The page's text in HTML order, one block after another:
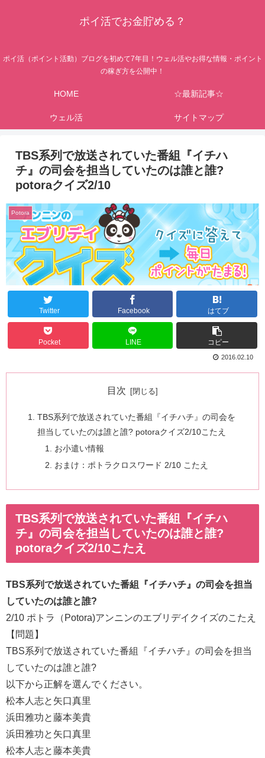
ポイ活でお金貯める？
ポイ活（ポイント活動）ブログを初めて7年目！ウェル活やお得な情報・ポイント
の稼ぎ方を公開中！
HOME ☆最新記事☆
ウェル活 サイトマップ
TBS系列で放送されていた番組『イチハ
チ』の司会を担当していたのは誰と誰?
potoraクイズ2/10
Potora
Twitter Facebook はてブ
Pocket LINE コピー
2016.02.10
目次
TBS系列で放送されていた番組『イチハチ』の司会を
担当していたのは誰と誰? potoraクイズ2/10こたえ
お小遣い情報
おまけ：ポトラクロスワード 2/10 こたえ
TBS系列で放送されていた番組『イチハ
チ』の司会を担当していたのは誰と誰?
potoraクイズ2/10こたえ
TBS系列で放送されていた番組『イチハチ』の司会を担当
していたのは誰と誰?
2/10 ポトラ（Potora)アンニンのエブリデイクイズのこたえ
【問題】
TBS系列で放送されていた番組『イチハチ』の司会を担当
していたのは誰と誰?
以下から正解を選んでください。
松本人志と矢口真里
浜田雅功と藤本美貴
浜田雅功と矢口真里
松本人志と藤本美貴